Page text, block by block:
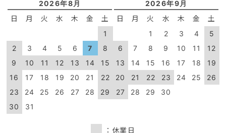
2026年8月
日 月 火 水 木 金 土
1
2
3 4 5 6 7
8
9
10 11 12 13 14
15
16
17 18 19 20 21
22
23
24 25 26 27 28
29
30
31
2026年9月
日 月 火 水 木 金 土
1 2 3 4
5
6
7 8 9 10 11
12
13
14 15 16 17 18
19
20
21 22 23 24 25
26
27
28 29 30
：休業日